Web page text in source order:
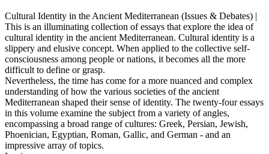
Cultural Identity in the Ancient Mediterranean (Issues & Debates) |
This is an illuminating collection of essays that explore the idea of
cultural identity in the ancient Mediterranean. Cultural identity is a
slippery and elusive concept. When applied to the collective self-
consciousness among people or nations, it becomes all the more
difficult to define or grasp.
Nevertheless, the time has come for a more nuanced and complex
understanding of how the various societies of the ancient
Mediterranean shaped their sense of identity. The twenty-four essays
in this volume examine the subject from a variety of angles,
encompassing a broad range of cultures: Greek, Persian, Jewish,
Phoenician, Egyptian, Roman, Gallic, and German - and an
impressive array of topics.